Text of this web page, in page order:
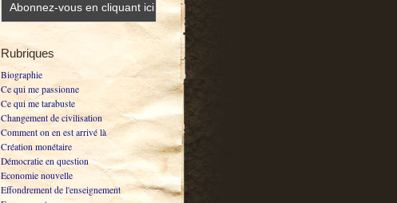
Rubriques
Biographie
Ce qui me passionne
Ce qui me tarabuste
Changement de civilisation
Comment on en est arrivé là
Création monétaire
Démocratie en question
Economie nouvelle
Effondrement de l'enseignement